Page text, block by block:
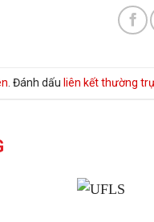
. Đánh dấu liên kết thường